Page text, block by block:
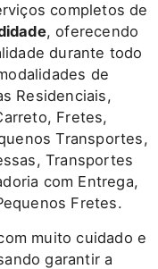
completos de
, oferecendo
durante todo
de
Residenciais,
Fretes,
Transportes,
Transportes
com Entrega,
Fretes.
muito cuidado e
garantir a